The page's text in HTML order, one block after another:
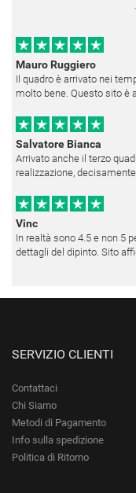
Mauro Ruggiero
Il quadro è arrivato nei
molto bene. Questo sito è
Salvatore Bianca
Arrivato anche il terzo quadro
realizzazione,
appesi
Vinc
In realtà sono 4.5 e non 5
dettagli del dipinto. Sito
SERVIZIO CLIENTI
Contattaci
Chi Siamo
Metodi di Pagamento
Info sulla spedizione
Politica di Ritorno